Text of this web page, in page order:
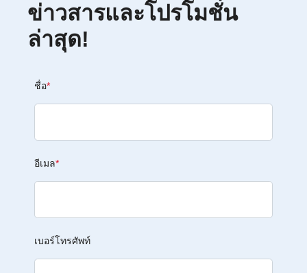
ข่าวสารและโปรโมชั่น
ล่าสุด!
ชื่อ*
อีเมล*
เบอร์โทรศัพท์